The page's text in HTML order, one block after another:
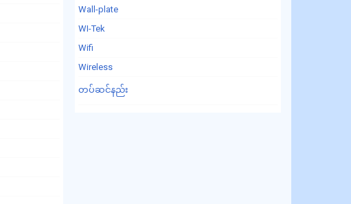
Wall-plate
WI-Tek
Wifi
Wireless
တပ်ဆင်နည်း